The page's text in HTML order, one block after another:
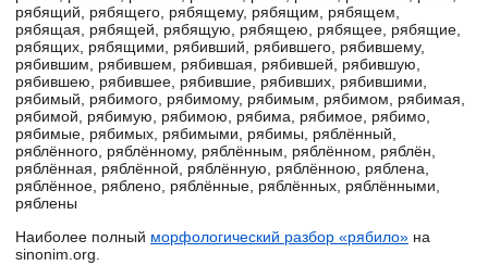
рябящий, рябящего, рябящему, рябящим, рябящем,
рябящая, рябящей, рябящую, рябящею, рябящее, рябящие,
рябящих, рябящими, рябивший, рябившего, рябившему,
рябившим, рябившем, рябившая, рябившей, рябившую,
рябившею, рябившее, рябившие, рябивших, рябившими,
рябимый, рябимого, рябимому, рябимым, рябимом, рябимая,
рябимой, рябимую, рябимою, рябима, рябимое, рябимо,
рябимые, рябимых, рябимыми, рябимы, ряблённый,
ряблённого, ряблённому, ряблённым, ряблённом, ряблён,
ряблённая, ряблённой, ряблённую, ряблённою, ряблена,
ряблённое, ряблено, ряблённые, ряблённых, ряблёнными,
ряблены
Наиболее полный морфологический разбор «рябило» на
sinonim.org.